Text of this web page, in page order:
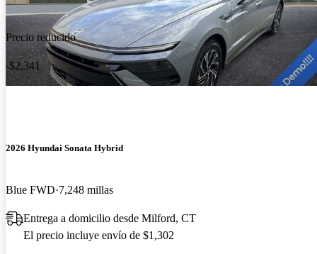
Precio reducido
-$2,341
2026 Hyundai Sonata Hybrid
Blue FWD 7,248 millas
Entrega a domicilio desde Milford, CT
El precio incluye envío de $1,302